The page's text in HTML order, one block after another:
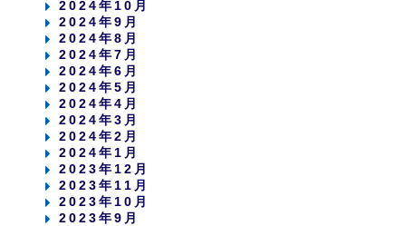
2024年10月
2024年9月
2024年8月
2024年7月
2024年6月
2024年5月
2024年4月
2024年3月
2024年2月
2024年1月
2023年12月
2023年11月
2023年10月
2023年9月